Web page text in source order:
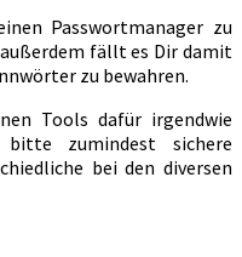
Passwortmanager zu
fällt es Dir damit
zu bewahren.
Tools dafür irgendwie
bitte zumindest sichere
bei den diversen